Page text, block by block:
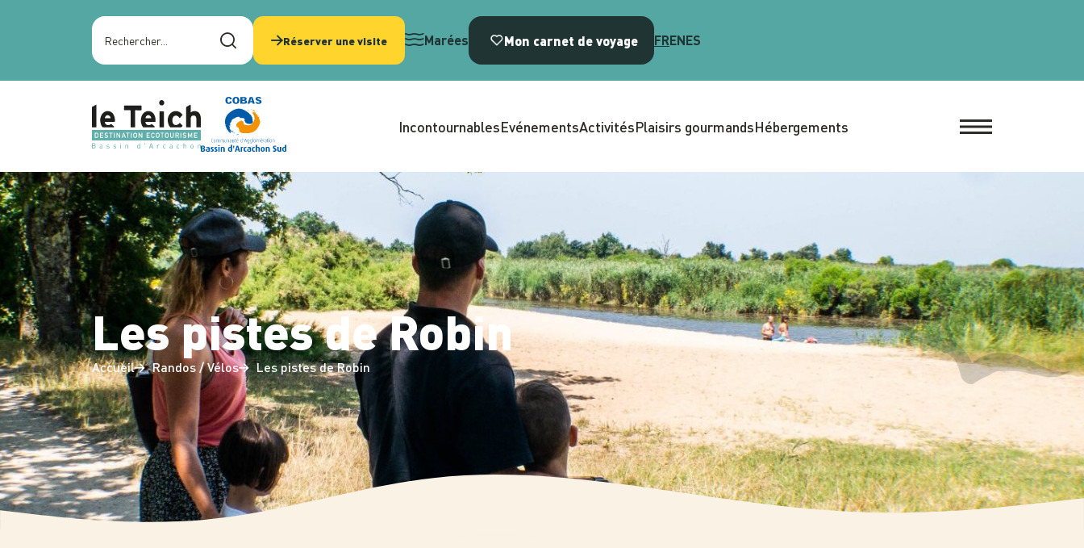
IncontournablesEvénementsActivitésPlaisirs gourmandsHébergements
Rechercher sur le site
Réserver une visite Marées Mon carnet de voyage FRENES
Les pistes de Robin
Accueil Randos / Vélos Les pistes de Robin